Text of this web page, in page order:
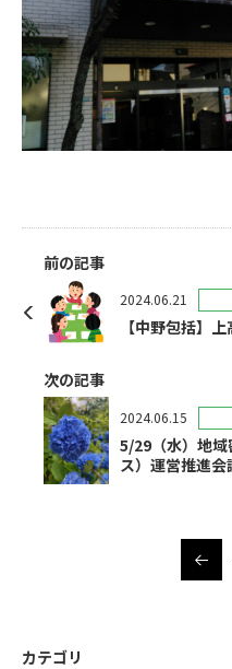
前の記事
2024.06.21
【中野包括】
次の記事
2024.06.15
5/29（水）地域
ス）運営推進会
カテゴリ